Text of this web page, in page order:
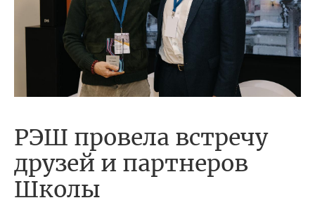
РЭШ провела встречу
друзей и партнеров
Школы